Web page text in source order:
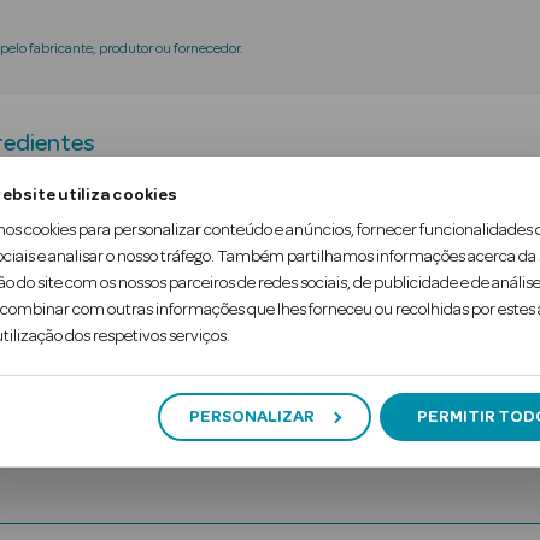
utiliza cookies
cookies para personalizar conteúdo e anúncios, fornecer funcionalidades
e analisar o nosso tráfego. Também partilhamos informações acerca da
do site com os nossos parceiros de redes sociais, de publicidade e de
com outras informações que lhes forneceu ou recolhidas por estes
dos respetivos serviços.
PERSONALIZAR PERMITIR
fabricante, produtor ou fornecedor.
para a higiene diária, na etapa
hipersensibilidade. Respeita o pH da pele e as
e ginecologicamente testado.